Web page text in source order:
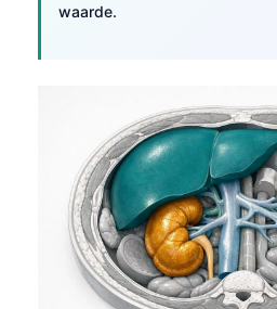
waarde.
Bosanski
Azərbaycan dili
Eesti
日本語
Čeština
Lietuvių kalba